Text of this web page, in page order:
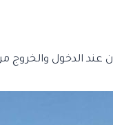
عند الدخول والخروج